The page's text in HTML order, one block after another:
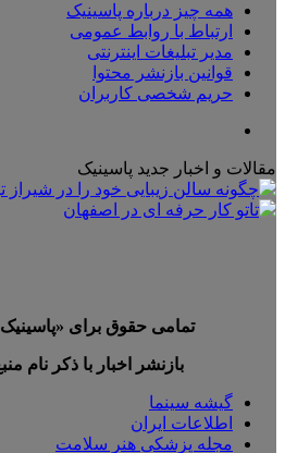
همه چیز درباره پاسینیک
ارتباط با روابط عمومی
مدیر تبلیغات اینترنتی
قوانین بازنشر محتوا
حریم شخصی کاربران
مقالات و اخبار جدید پاسینیک
تمامی حقوق برای
بازنشر اخبار با ذکر نام
گیشه سینما
اطلاعات ایران
مجله پزشکی هنر سلامت